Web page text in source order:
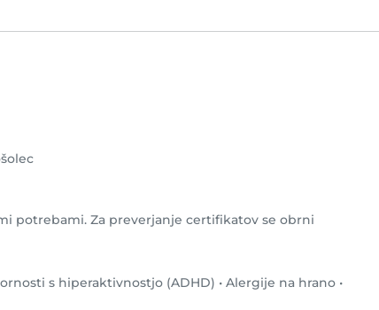
potrebami. Za preverjanje certifikatov se obrni
s hiperaktivnostjo (ADHD) • Alergije na hrano •